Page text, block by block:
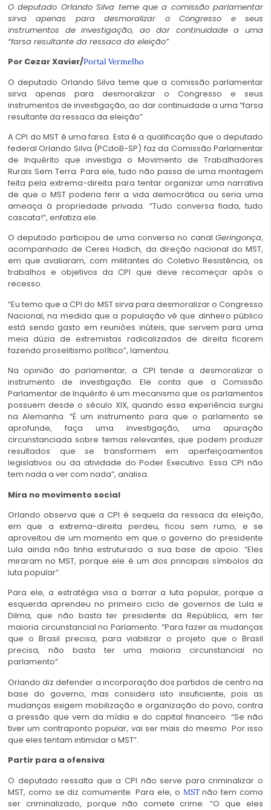
O deputado Orlando Silva teme que a comissão parlamentar
sirva apenas para desmoralizar o Congresso e seus
instrumentos de investigação, ao dar continuidade a uma
“farsa resultante da ressaca da eleição”
Por Cezar Xavier/Portal Vermelho
O deputado Orlando Silva teme que a comissão parlamentar
sirva apenas para desmoralizar o Congresso e seus
instrumentos de investigação, ao dar continuidade a uma “farsa
resultante da ressaca da eleição”
A CPI do MST é uma farsa. Esta é a qualificação que o deputado
federal Orlando Silva (PCdoB-SP) faz da Comissão Parlamentar
de Inquérito que investiga o Movimento de Trabalhadores
Rurais Sem Terra. Para ele, tudo não passa de uma montagem
feita pela extrema-direita para tentar organizar uma narrativa
de que o MST poderia ferir a vida democrática ou seria uma
ameaça à propriedade privada. “Tudo conversa fiada, tudo
cascata!”, enfatiza ele.
O deputado participou de uma conversa no canal Geringonça,
acompanhado de Ceres Hadich, da direção nacional do MST,
em que avaliaram, com militantes do Coletivo Resistência, os
trabalhos e objetivos da CPI que deve recomeçar após o
recesso.
“Eu temo que a CPI do MST sirva para desmoralizar o Congresso
Nacional, na medida que a população vê que dinheiro público
está sendo gasto em reuniões inúteis, que servem para uma
meia dúzia de extremistas radicalizados de direita ficarem
fazendo proselitismo político”, lamentou.
Na opinião do parlamentar, a CPI tende a desmoralizar o
instrumento de investigação. Ele conta que a Comissão
Parlamentar de Inquérito é um mecanismo que os parlamentos
possuem desde o século XIX, quando essa experiência surgiu
na Alemanha. “É um instrumento para que o parlamento se
aprofunde, faça uma investigação, uma apuração
circunstanciada sobre temas relevantes, que podem produzir
resultados que se transformem em aperfeiçoamentos
legislativos ou da atividade do Poder Executivo. Essa CPI não
tem nada a ver com nada”, analisa.
Mira no movimento social
Orlando observa que a CPI é sequela da ressaca da eleição,
em que a extrema-direita perdeu, ficou sem rumo, e se
aproveitou de um momento em que o governo do presidente
Lula ainda não tinha estruturado a sua base de apoio. “Eles
miraram no MST, porque ele é um dos principais símbolos da
luta popular”.
Para ele, a estratégia visa a barrar a luta popular, porque a
esquerda aprendeu no primeiro ciclo de governos de Lula e
Dilma, que não basta ter presidente da República, em ter
maioria circunstancial no Parlamento. “Para fazer as mudanças
que o Brasil precisa, para viabilizar o projeto que o Brasil
precisa, não basta ter uma maioria circunstancial no
parlamento”.
Orlando diz defender a incorporação dos partidos de centro na
base do governo, mas considera isto insuficiente, pois as
mudanças exigem mobilização e organização do povo, contra
a pressão que vem da mídia e do capital financeiro. “Se não
tiver um contraponto popular, vai ser mais do mesmo. Por isso
que eles tentam intimidar o MST”.
Partir para a ofensiva
O deputado ressalta que a CPI não serve para criminalizar o
MST, como se diz comumente. Para ele, o MSTnão tem como
ser criminalizado, porque não comete crime. “O que eles